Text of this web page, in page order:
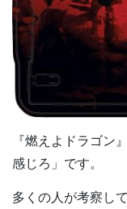
『燃えよドラゴン
感じろ」です。
多くの人が考察し